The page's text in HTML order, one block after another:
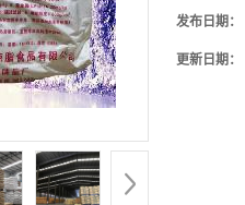
发布日期：
更新日期：